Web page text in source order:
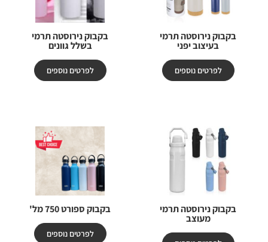
בקבוק נירוסטה תרמי
בעיצוב יפני
לפרטים נוספים
בקבוק נירוסטה תרמי
בשלל גוונים
לפרטים נוספים
בקבוק נירוסטה תרמי
מעוצב
בקבוק ספורט 750 מל'
לפרטים נוספים